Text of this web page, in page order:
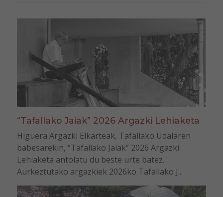
“Tafallako Jaiak” 2026 Argazki Lehiaketa
Higuera Argazki Elkarteak, Tafallako Udalaren
babesarekin, “Tafallako Jaiak” 2026 Argazki
Lehiaketa antolatu du beste urte batez.
Aurkeztutako argazkiek 2026ko Tafallako J...